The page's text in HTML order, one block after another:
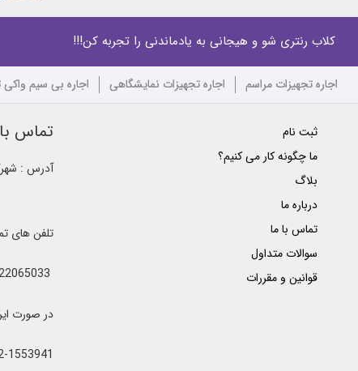
کلاب رنتری شو و هیجانی به یادماندنی را تجربه کن!!!
اجاره تجهیزات مراسم اجاره تجهیزات نمایشگاهی اجاره بی سیم واکی
ثبت نام
ما چگونه کار می کنیم؟
بلاگ
درباره ما
تماس با ما
سوالات متداول
قوانین و مقررات
تماس
آدرس :
تلفن های
در صورت ایراد یا اشغال
1553941